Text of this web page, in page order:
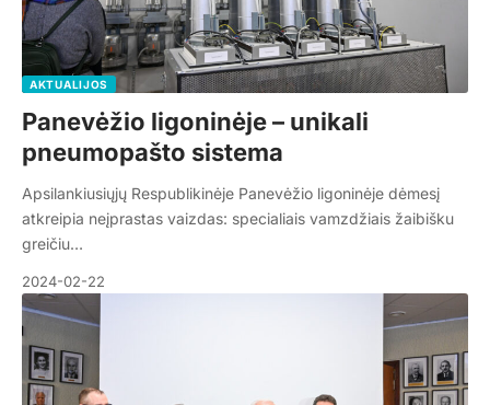
AKTUALIJOS
Panevėžio ligoninėje – unikali
pneumopašto sistema
Apsilankiusiųjų Respublikinėje Panevėžio ligoninėje dėmesį
atkreipia neįprastas vaizdas: specialiais vamzdžiais žaibišku
greičiu…
2024-02-22